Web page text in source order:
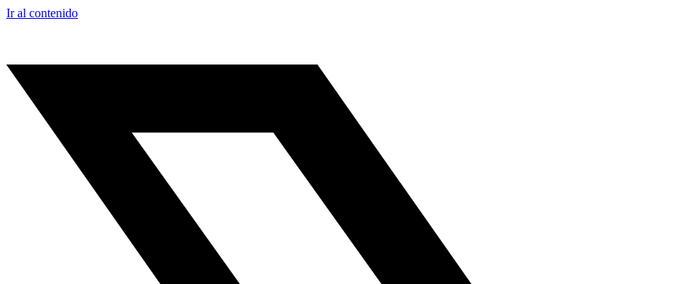
Ir al contenido